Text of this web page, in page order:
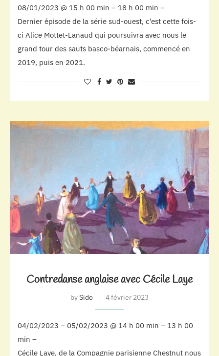
08/01/2023 @ 15 h 00 min – 18 h 00 min –
Dernier épisode de la série sud-ouest, c’est cette fois-
ci Alice Mottet-Lanaud qui poursuivra avec nous le
grand tour des sauts basco-béarnais, commencé en
2019, puis en 2021.
Contredanse anglaise avec Cécile Laye
bySido 4 février 2023
04/02/2023 – 05/02/2023 @ 14 h 00 min – 13 h 00
min –
Cécile Laye, de la Compagnie parisienne Chestnut nous